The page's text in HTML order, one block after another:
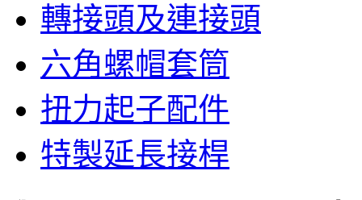
轉接頭及連接頭
六角螺帽套筒
扭力起子配件
特製延長接桿